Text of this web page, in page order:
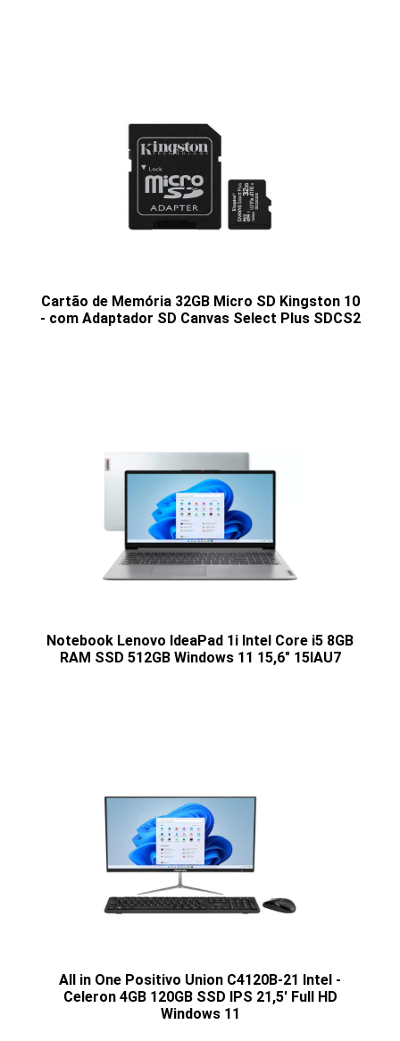
Cartão de Memória 32GB Micro SD Kingston 10
- com Adaptador SD Canvas Select Plus SDCS2
Notebook Lenovo IdeaPad 1i Intel Core i5 8GB
RAM SSD 512GB Windows 11 15,6" 15IAU7
All in One Positivo Union C4120B-21 Intel -
Celeron 4GB 120GB SSD IPS 21,5' Full HD
Windows 11